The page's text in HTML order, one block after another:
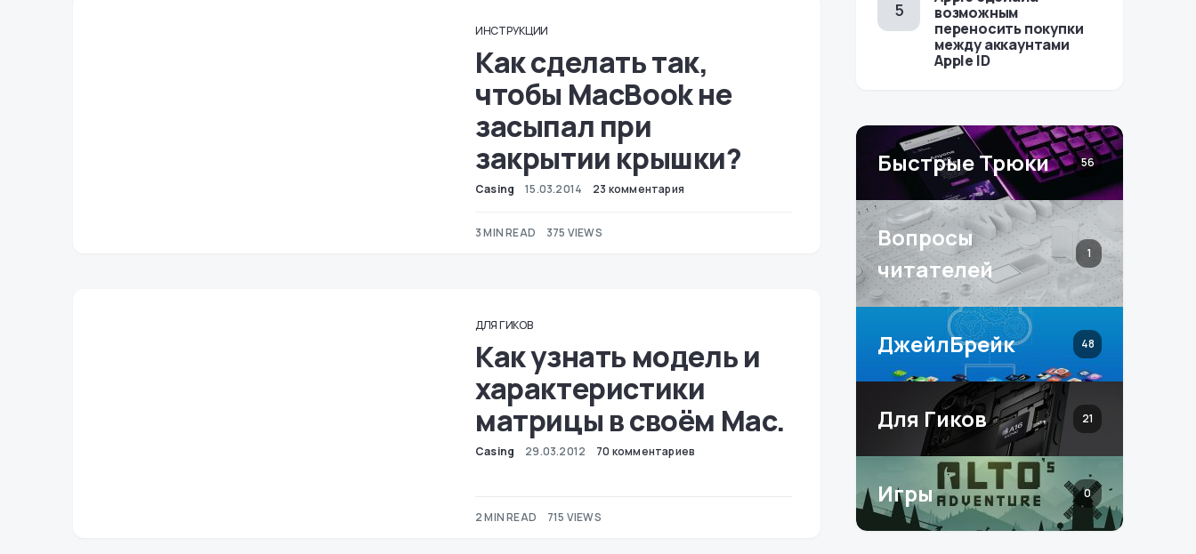
ИНСТРУКЦИИ
Как сделать так,
чтобы MacBook не
засыпал при
закрытии крышки?
Casing 15.03.2014 23 комментария
3 MIN READ 375 VIEWS
ДЛЯ ГИКОВ
Как узнать модель и
характеристики
матрицы в своём Mac.
Casing 29.03.2012 70 комментариев
2 MIN READ 715 VIEWS
возможным
переносить покупки
между аккаунтами
Apple ID
Быстрые Трюки 56
Вопросы
читателей
1
ДжейлБрейк 48
Для Гиков 21
Игры 0